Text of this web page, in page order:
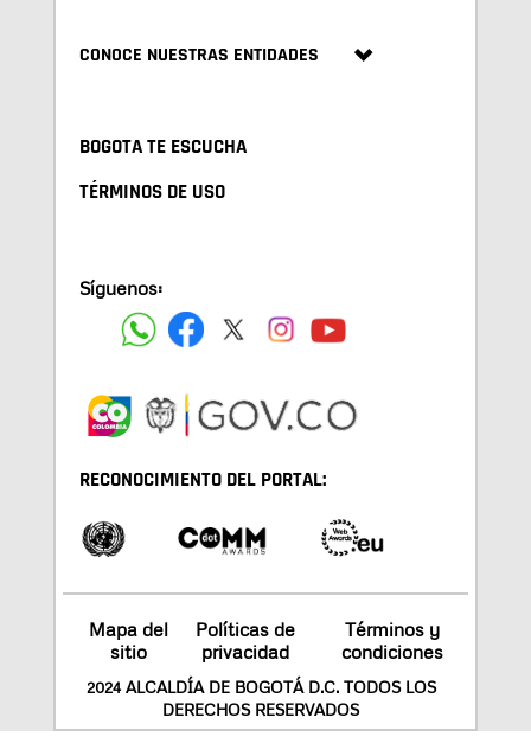
CONOCE NUESTRAS ENTIDADES
BOGOTA TE ESCUCHA
TÉRMINOS DE USO
Síguenos:
RECONOCIMIENTO DEL PORTAL:
Mapa del
sitio
Políticas de
privacidad
Términos y
condiciones
2024 ALCALDÍA DE BOGOTÁ D.C. TODOS LOS
DERECHOS RESERVADOS